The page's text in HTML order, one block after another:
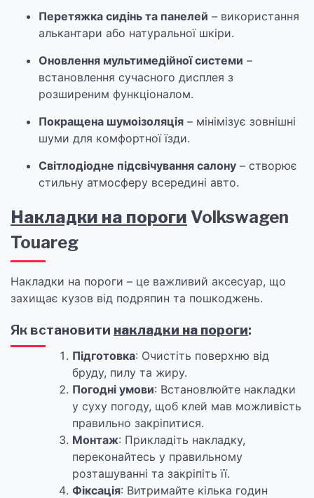
Перетяжка сидінь та панелей – використання
алькантари або натуральної шкіри.
Оновлення мультимедійної системи –
встановлення сучасного дисплея з
розширеним функціоналом.
Покращена шумоізоляція – мінімізує зовнішні
шуми для комфортної їзди.
Світлодіодне підсвічування салону – створює
стильну атмосферу всередині авто.
Накладки на пороги Volkswagen
Touareg
Накладки на пороги – це важливий аксесуар, що
захищає кузов від подряпин та пошкоджень.
Як встановити накладки на пороги:
Підготовка: Очистіть поверхню від
бруду, пилу та жиру.
Погодні умови: Встановлюйте накладки
у суху погоду, щоб клей мав можливість
правильно закріпитися.
Монтаж: Прикладіть накладку,
переконайтесь у правильному
розташуванні та закріпіть її.
Фіксація: Витримайте кілька годин